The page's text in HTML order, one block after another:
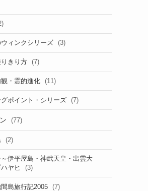
ィンクシリーズ (3)
きり方 (7)
・霊的進化 (11)
ポイント・シリーズ (7)
(77)
(2)
伊平屋島・神武天皇・出雲大
ヤヒ
(3)
島旅行記2005 (7)